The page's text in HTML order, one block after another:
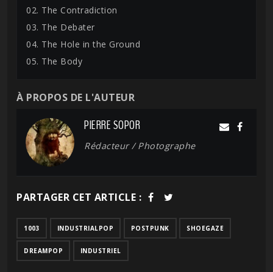
02. The Contradiction
03. The Debater
04. The Hole in the Ground
05. The Body
À PROPOS DE L'AUTEUR
PIERRE SOPOR
Rédacteur / Photographe
PARTAGER CET ARTICLE :
1003 INDUSTRIALPOP POSTPUNK SHOEGAZE
DREAMPOP INDUSTRIEL